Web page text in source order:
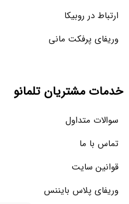
ارتباط در روبیکا
وریفای پرفکت مانی
خدمات مشتریان تلمانو
سوالات متداول
تماس با ما
قوانین سایت
وریفای پلاس بایننس